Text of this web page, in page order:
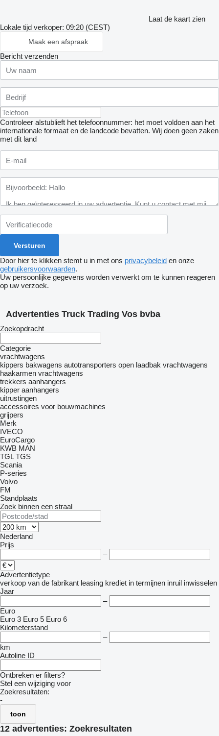
Laat de kaart zien
Lokale tijd verkoper: 09:20 (CEST)
Maak een afspraak
Bericht verzenden
Controleer alstublieft het telefoonnummer: het moet voldoen aan het
internationale formaat en de landcode bevatten. Wij doen geen zaken
met dit land
Door hier te klikken stemt u in met ons privacybeleid en onze
gebruikersvoorwaarden.
Uw persoonlijke gegevens worden verwerkt om te kunnen reageren
op uw verzoek.
Advertenties Truck Trading Vos bvba
Zoekopdracht
Categorie
vrachtwagens
kippers bakwagens autotransporters open laadbak vrachtwagens
haakarmen vrachtwagens
trekkers aanhangers
kipper aanhangers
uitrustingen
accessoires voor bouwmachines
grijpers
Merk
IVECO
EuroCargo
KWB MAN
TGL TGS
Scania
P-series
Volvo
FM
Standplaats
Zoek binnen een straal
Nederland
Prijs
–
Advertentietype
verkoop van de fabrikant leasing krediet in termijnen inruil inwisselen
Jaar
–
Euro
Euro 3 Euro 5 Euro 6
Kilometerstand
–
km
Autoline ID
Ontbreken er filters?
Stel een wijziging voor
Zoekresultaten:
-
toon
12 advertenties: Zoekresultaten